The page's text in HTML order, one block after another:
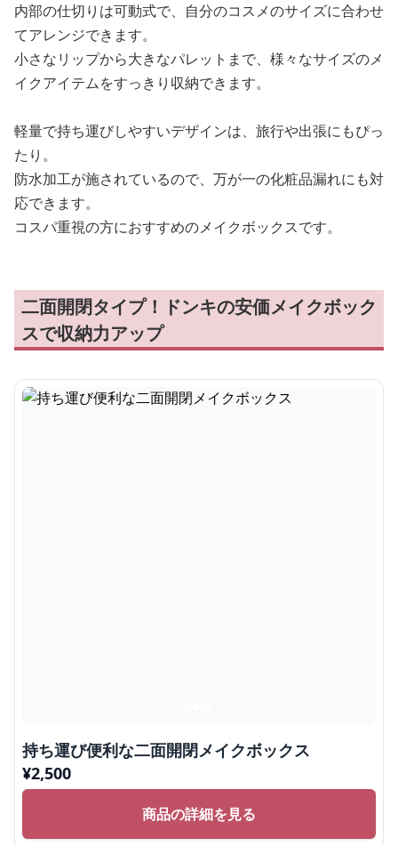
内部の仕切りは可動式で、自分のコスメのサイズに合わせ
てアレンジできます。
小さなリップから大きなパレットまで、様々なサイズのメ
イクアイテムをすっきり収納できます。
軽量で持ち運びしやすいデザインは、旅行や出張にもぴっ
たり。
防水加工が施されているので、万が一の化粧品漏れにも対
応できます。
コスパ重視の方におすすめのメイクボックスです。
二面開閉タイプ！ドンキの安価メイクボック
スで収納力アップ
持ち運び便利な二面開閉メイクボックス
¥2,500
商品の詳細を見る